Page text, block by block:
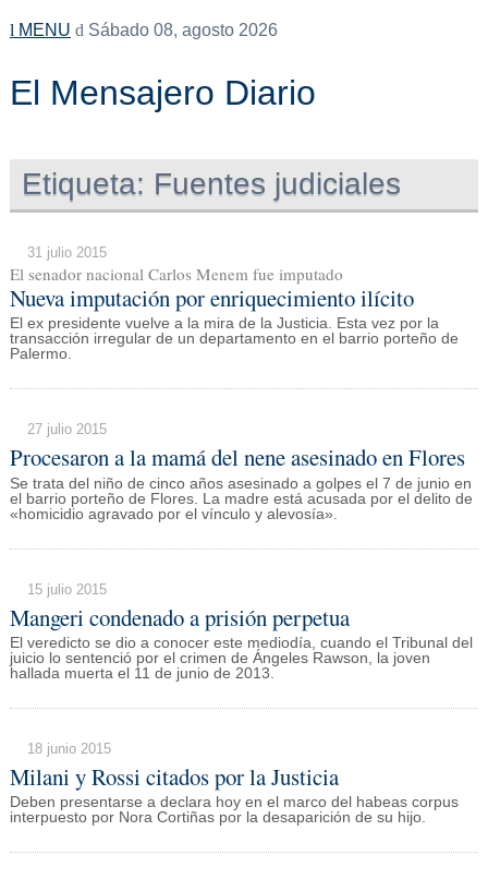
MENU Sábado 08, agosto 2026
El Mensajero Diario
Etiqueta: Fuentes judiciales
31 julio 2015
El senador nacional Carlos Menem fue imputado
Nueva imputación por enriquecimiento ilícito
El ex presidente vuelve a la mira de la Justicia. Esta vez por la
transacción irregular de un departamento en el barrio porteño de
Palermo.
27 julio 2015
Procesaron a la mamá del nene asesinado en Flores
Se trata del niño de cinco años asesinado a golpes el 7 de junio en
el barrio porteño de Flores. La madre está acusada por el delito de
«homicidio agravado por el vínculo y alevosía».
15 julio 2015
Mangeri condenado a prisión perpetua
El veredicto se dio a conocer este mediodía, cuando el Tribunal del
juicio lo sentenció por el crimen de Ángeles Rawson, la joven
hallada muerta el 11 de junio de 2013.
18 junio 2015
Milani y Rossi citados por la Justicia
Deben presentarse a declara hoy en el marco del habeas corpus
interpuesto por Nora Cortiñas por la desaparición de su hijo.